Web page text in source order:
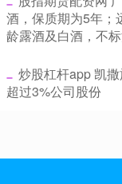
酒，保质期为5年；
龄露酒及白酒，不
炒股杠杆app 凯
超过3%公司股份